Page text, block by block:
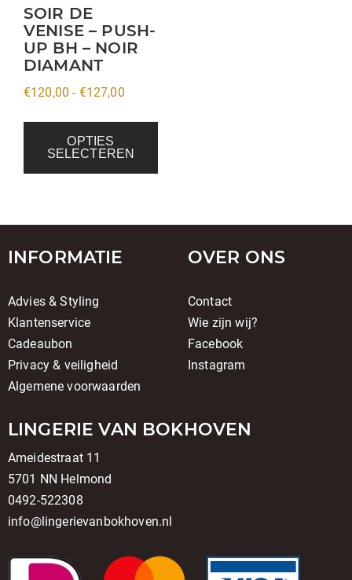
SOIR DE
VENISE – PUSH-
UP BH – NOIR
DIAMANT
€120,00 - €127,00Prijsklasse:
€127,00
OPTIES
SELECTEREN
kan
gekozen
worden
op
de
INFORMATIE
Advies & Styling
Klantenservice
Cadeaubon
Privacy & veiligheid
Algemene voorwaarden
OVER ONS
Contact
Wie zijn wij?
Facebook
Instagram
LINGERIE VAN BOKHOVEN
Ameidestraat 11
5701 NN Helmond
0492-522308
info@lingerievanbokhoven.nl